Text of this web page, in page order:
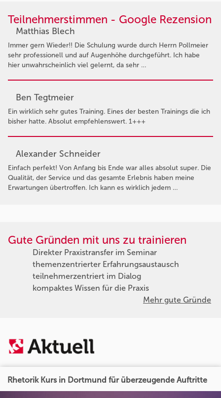
Teilnehmerstimmen - Google Rezension
Matthias Blech
Immer gern Wieder!! Die Schulung wurde durch Herrn Pollmeier
sehr professionell und auf Augenhöhe durchgeführt. Ich habe
hier unwahrscheinlich viel gelernt, da sehr …
Ben Tegtmeier
Ein wirklich sehr gutes Training. Eines der besten Trainings die ich
bisher hatte. Absolut empfehlenswert. 1+++
Alexander Schneider
Einfach perfekt! Von Anfang bis Ende war alles absolut super. Die
Qualität, der Service und das gesamte Erlebnis haben meine
Erwartungen übertroffen. Ich kann es wirklich jedem …
Gute Gründen mit uns zu trainieren
Direkter Praxistransfer im Seminar
themenzentrierter Erfahrungsaustausch
teilnehmerzentriert im Dialog
kompaktes Wissen für die Praxis
Mehr gute Gründe
Rhetorik Kurs in Dortmund für überzeugende Auftritte